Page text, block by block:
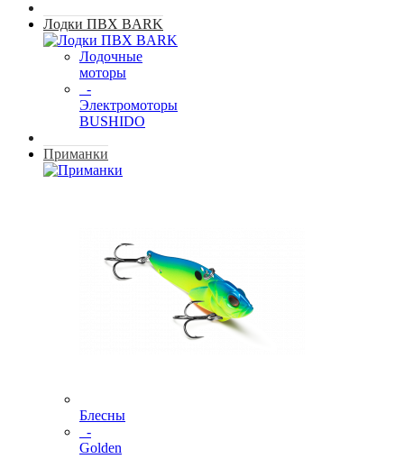
Лодки ПВХ BARK
Лодочные
моторы
-
Электромоторы
BUSHIDO
Приманки
Блесны
-
Golden